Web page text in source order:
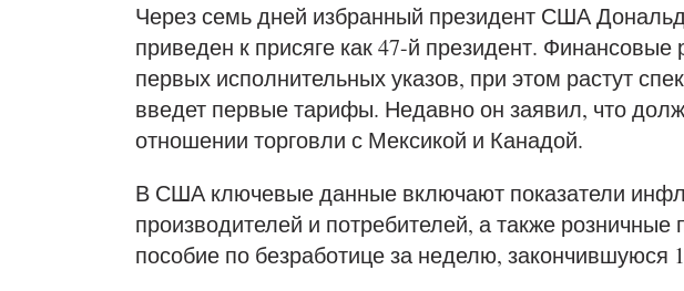
Через семь дней избранный президент США
приведен к присяге как 47-й президент.
первых исполнительных указов, при этом растут
введет первые тарифы. Недавно он заявил, что
отношении торговли с Мексикой и Канадой.
В США ключевые данные включают показатели
производителей и потребителей, а также розничные
пособие по безработице за неделю, закончившуюся